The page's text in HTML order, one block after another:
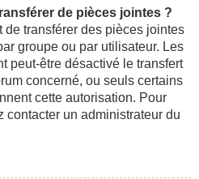
de pièces jointes ?
de transférer des pièces jointes
groupe ou par utilisateur. Les
peut-être désactivé le transfert
concerné, ou seuls certains
cette autorisation. Pour
contacter un administrateur du